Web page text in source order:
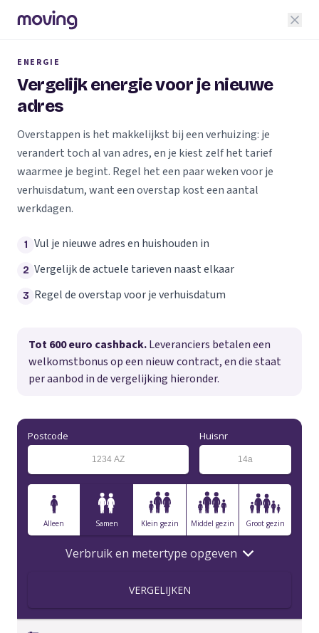
ENERGIE
Vergelijk energie voor je nieuwe
adres
Overstappen is het makkelijkst bij een verhuizing: je
verandert toch al van adres, en je kiest zelf het tarief
waarmee je begint. Regel het een paar weken voor je
verhuisdatum, want een overstap kost een aantal
werkdagen.
1 Vul je nieuwe adres en huishouden in
2 Vergelijk de actuele tarieven naast elkaar
3 Regel de overstap voor je verhuisdatum
Tot 600 euro cashback.Leveranciers betalen een
welkomstbonus op een nieuw contract, en die staat
per aanbod in de vergelijking hieronder.